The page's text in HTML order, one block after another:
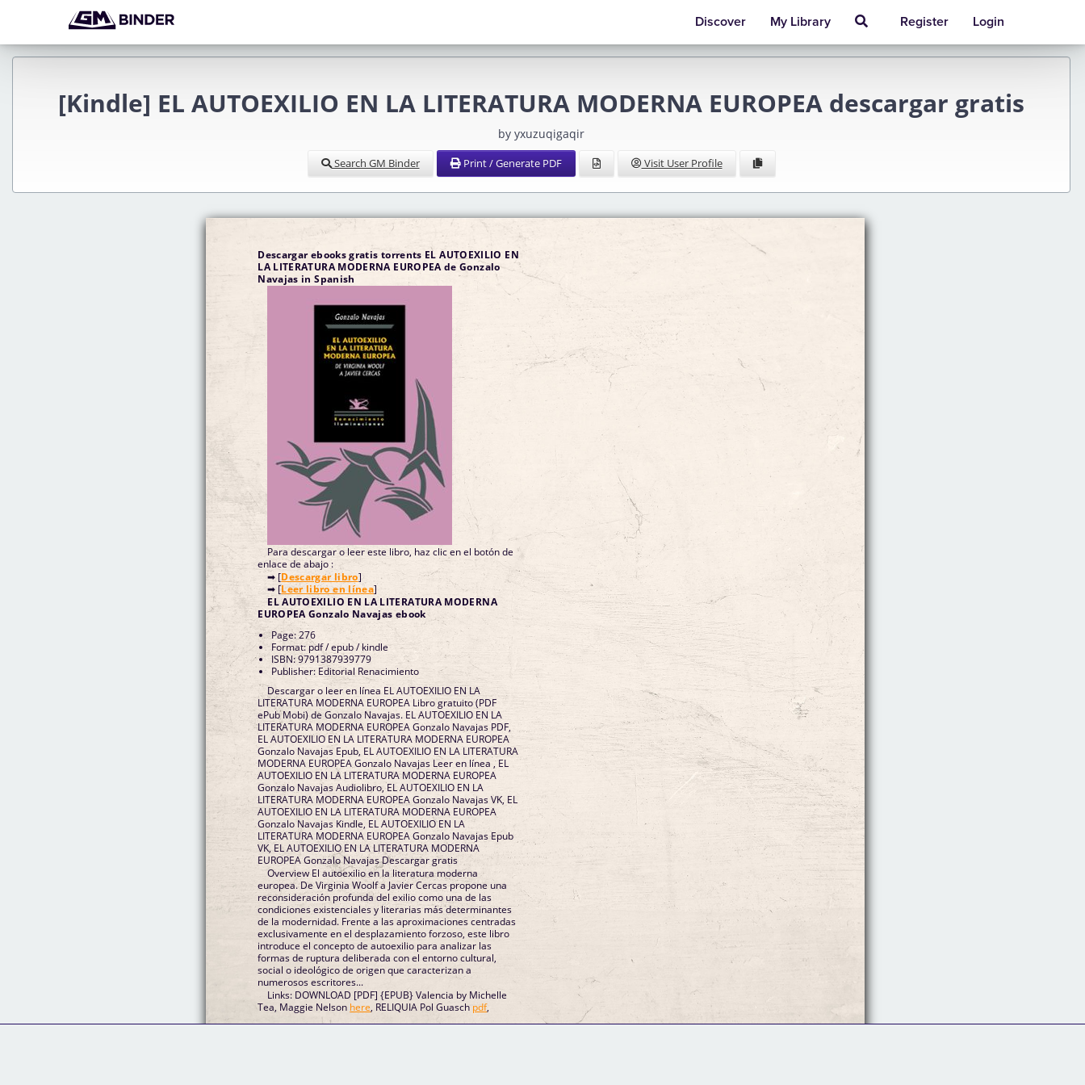
Discover My Library Register Login
[Kindle] EL AUTOEXILIO EN LA LITERATURA MODERNA EUROPEA descargar gratis
by yxuzuqigaqir
Search GM Binder Print / Generate PDF Visit User Profile
Descargar ebooks gratis torrents EL AUTOEXILIO EN
LA LITERATURA MODERNA EUROPEA de Gonzalo
Navajas in Spanish
Para descargar o leer este libro, haz clic en el botón de
enlace de abajo :
➡ [Descargar libro]
➡ [Leer libro en línea]
EL AUTOEXILIO EN LA LITERATURA MODERNA
EUROPEA Gonzalo Navajas ebook
Page: 276
Format: pdf / epub / kindle
ISBN: 9791387939779
Publisher: Editorial Renacimiento
Descargar o leer en línea EL AUTOEXILIO EN LA
LITERATURA MODERNA EUROPEA Libro gratuito (PDF
ePub Mobi) de Gonzalo Navajas. EL AUTOEXILIO EN LA
LITERATURA MODERNA EUROPEA Gonzalo Navajas PDF,
EL AUTOEXILIO EN LA LITERATURA MODERNA EUROPEA
Gonzalo Navajas Epub, EL AUTOEXILIO EN LA LITERATURA
MODERNA EUROPEA Gonzalo Navajas Leer en línea , EL
AUTOEXILIO EN LA LITERATURA MODERNA EUROPEA
Gonzalo Navajas Audiolibro, EL AUTOEXILIO EN LA
LITERATURA MODERNA EUROPEA Gonzalo Navajas VK, EL
AUTOEXILIO EN LA LITERATURA MODERNA EUROPEA
Gonzalo Navajas Kindle, EL AUTOEXILIO EN LA
LITERATURA MODERNA EUROPEA Gonzalo Navajas Epub
VK, EL AUTOEXILIO EN LA LITERATURA MODERNA
EUROPEA Gonzalo Navajas Descargar gratis
Overview El autoexilio en la literatura moderna
europea. De Virginia Woolf a Javier Cercas propone una
reconsideración profunda del exilio como una de las
condiciones existenciales y literarias más determinantes
de la modernidad. Frente a las aproximaciones centradas
exclusivamente en el desplazamiento forzoso, este libro
introduce el concepto de autoexilio para analizar las
formas de ruptura deliberada con el entorno cultural,
social o ideológico de origen que caracterizan a
numerosos escritores...
Links: DOWNLOAD [PDF] {EPUB} Valencia by Michelle
Tea, Maggie Nelson here, RELIQUIA Pol Guasch pdf,